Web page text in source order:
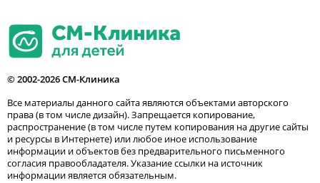
© 2002-2026 СМ-Клиника
Все материалы данного сайта являются объектами авторского
права (в том числе дизайн). Запрещается копирование,
распространение (в том числе путем копирования на другие сайты
и ресурсы в Интернете) или любое иное использование
информации и объектов без предварительного письменного
согласия правообладателя. Указание ссылки на источник
информации является обязательным.